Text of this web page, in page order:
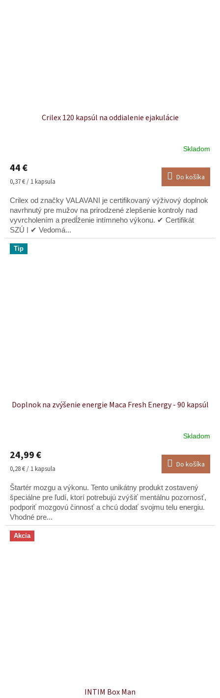
Crilex 120 kapsúl na oddialenie ejakulácie
produktu
je
5,0
z
hviezdičiek.
Skladom
44 €
Jednotková
0,37 € / 1 kapsula Do košíka
Crilex od značky VALAVANI je certifikovaný výživový doplnok
navrhnutý pre mužov na prirodzené zlepšenie kontroly nad
vyvrcholením a predĺženie intímneho výkonu. ✔ Certifikát
SZÚ | ✔ Vedomá...
Tip
Doplnok na zvýšenie energie Maca Fresh Energy - 90 kapsúl
produktu
je
4,5
z
5
hviezdičiek.
Skladom
24,99 €
Jednotková
0,28 € / 1 kapsula Do košíka
Štartér mozgu a výkonu. Tento unikátny produkt zostavený
špeciálne pre ľudí, ktorí potrebujú zvýšiť mentálnu pozornosť,
podporiť mozgovú činnosť a chcú dodať svojmu telu energiu.
Vhodné pre...
Akcia
INTIM Box Man